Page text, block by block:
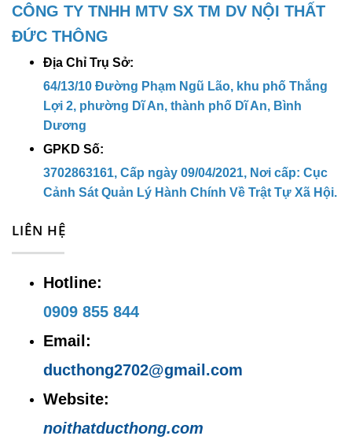
CÔNG TY TNHH MTV SX TM DV NỘI
THẤT ĐỨC THÔNG
Địa chỉ trụ sở: 64/13/10 Đường
Phạm Ngũ Lão, khu phố Thắng Lợi 2,
phường Dĩ An, thành phố Dĩ An, Bình
Dương
Lợi , KP. Thắng Lợi 1, P. Dĩ An, TP.
Email:
Website:noithatducthong.com
CÔNG TY TNHH MTV SX TM DV NỘI THẤT
ĐỨC THÔNG
Địa Chỉ Trụ Sở:
64/13/10 Đường Phạm Ngũ Lão, khu phố Thắng
Lợi 2, phường Dĩ An, thành phố Dĩ An, Bình
Dương
GPKD Số:
3702863161, Cấp ngày 09/04/2021, Nơi cấp: Cục
Cảnh Sát Quản Lý Hành Chính Về Trật Tự Xã Hội.
LIÊN HỆ
Hotline:
0909 855 844
Email:
ducthong2702@gmail.com
Website:
noithatducthong.com